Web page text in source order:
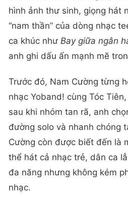
hình ảnh thư sinh, giọng hát
“nam thần” của dòng nhạc
ca khúc như Bay giữa ngân
anh ghi dấu ấn mạnh mẽ
Trước đó, Nam Cường từng
nhạc Yoband! cùng Tóc
sau khi nhóm tan rã, anh
đường solo và nhanh chóng
Cường còn được biết đến là
thể hát cả nhạc trẻ, dân ca
đa năng nhưng không kém
nhạc.